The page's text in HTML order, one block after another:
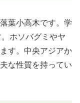
葉小高木です。学
ホソバグミやヤ
す。中央アジアか
な性質を持ってい